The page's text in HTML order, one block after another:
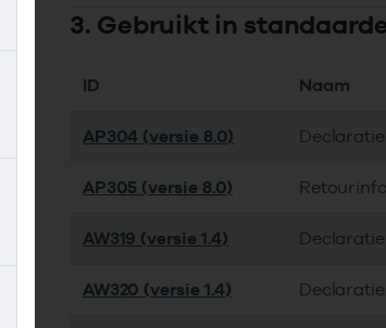
3. Gebruikt in
ID Naam
AP304 (versie 8.0)
AP305 (versie 8.0)
AW319 (versie 1.4) Declaratie
AW320 (versie 1.4) Declaratie